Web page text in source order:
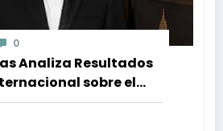
0
Analiza Resultados
sobre el
en República
y Opiniones